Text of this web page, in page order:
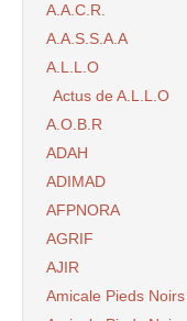
A.A.C.R.
A.A.S.S.A.A
A.L.L.O
Actus de A.L.L.O
A.O.B.R
ADAH
ADIMAD
AFPNORA
AGRIF
AJIR
Amicale Pieds